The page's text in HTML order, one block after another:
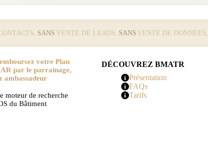
SANS VENTE DE LEADS, SANS VENTE DE DONNÉES,
votre Plan
par le parrainage,
ambassadeur
moteur de recherche
du Bâtiment
DÉCOUVREZ BMATR
Présentation
FAQs
Tarifs